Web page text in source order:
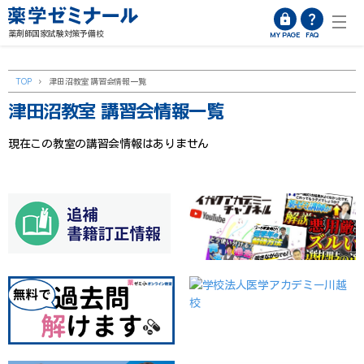
薬剤師国家試験対策予備校 FAQ
MY PAGE
TOP > 津田沼教室 講習会情報一覧
津田沼教室 講習会情報一覧
現在この教室の講習会情報はありません